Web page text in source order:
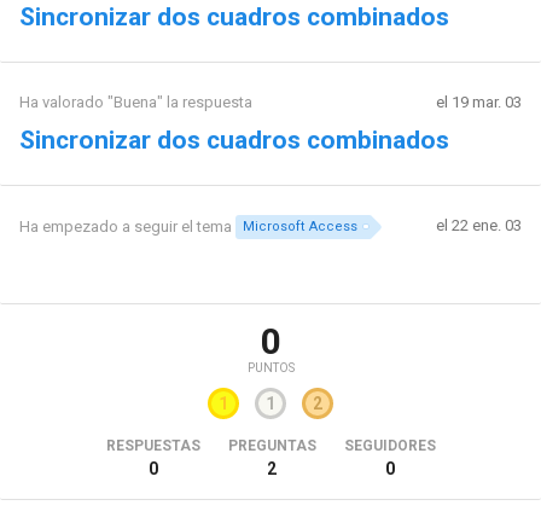
Sincronizar dos cuadros combinados
Ha valorado "Buena" la respuesta el 19 mar. 03
Sincronizar dos cuadros combinados
Ha empezado a seguir el tema Microsoft Access el 22 ene. 03
0
PUNTOS
1 1 2
RESPUESTAS
0
PREGUNTAS
2
SEGUIDORES
0